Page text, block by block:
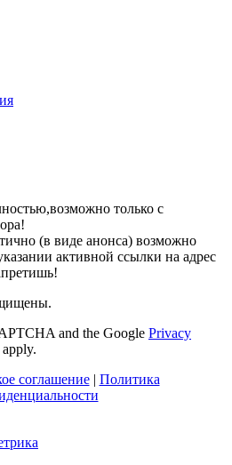
только с
(в виде анонса) возможно
активной ссылки на адрес
and the Google Privacy
apply.
соглашение| Политика